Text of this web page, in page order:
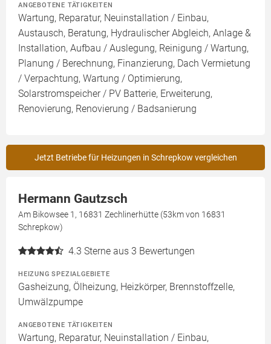
ANGEBOTENE TÄTIGKEITEN
Wartung, Reparatur, Neuinstallation / Einbau,
Austausch, Beratung, Hydraulischer Abgleich, Anlage &
Installation, Aufbau / Auslegung, Reinigung / Wartung,
Planung / Berechnung, Finanzierung, Dach Vermietung
/ Verpachtung, Wartung / Optimierung,
Solarstromspeicher / PV Batterie, Erweiterung,
Renovierung, Renovierung / Badsanierung
Jetzt Betriebe für Heizungen in Schrepkow vergleichen
Hermann Gautzsch
Am Bikowsee 1, 16831 Zechlinerhütte (53km von 16831
Schrepkow)
4.3 Sterne aus 3 Bewertungen
HEIZUNG SPEZIALGEBIETE
Gasheizung, Ölheizung, Heizkörper, Brennstoffzelle,
Umwälzpumpe
ANGEBOTENE TÄTIGKEITEN
Wartung, Reparatur, Neuinstallation / Einbau,